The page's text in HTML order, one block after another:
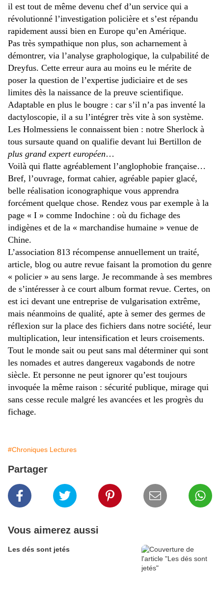
il est tout de même devenu chef d’un service qui a
révolutionné l’investigation policière et s’est répandu
rapidement aussi bien en Europe qu’en Amérique.
Pas très sympathique non plus, son acharnement à
démontrer, via l’analyse graphologique, la culpabilité de
Dreyfus. Cette erreur aura au moins eu le mérite de
poser la question de l’expertise judiciaire et de ses
limites dès la naissance de la preuve scientifique.
Adaptable en plus le bougre : car s’il n’a pas inventé la
dactyloscopie, il a su l’intégrer très vite à son système.
Les Holmessiens le connaissent bien : notre Sherlock à
tous sursaute quand on qualifie devant lui Bertillon de
plus grand expert européen…
Voilà qui flatte agréablement l’anglophobie française…
Bref, l’ouvrage, format cahier, agréable papier glacé,
belle réalisation iconographique vous apprendra
forcément quelque chose. Rendez vous par exemple à la
page « I » comme Indochine : où du fichage des
indigènes et de la « marchandise humaine » venue de
Chine.
L’association 813 récompense annuellement un traité,
article, blog ou autre revue faisant la promotion du genre
« policier » au sens large. Je recommande à ses membres
de s’intéresser à ce court album format revue. Certes, on
est ici devant une entreprise de vulgarisation extrême,
mais néanmoins de qualité, apte à semer des germes de
réflexion sur la place des fichiers dans notre société, leur
multiplication, leur intensification et leurs croisements.
Tout le monde sait ou peut sans mal déterminer qui sont
les nomades et autres dangereux vagabonds de notre
siècle. Et personne ne peut ignorer qu’est toujours
invoquée la même raison : sécurité publique, mirage qui
sans cesse recule malgré les avancées et les progrès du
fichage.
#Chroniques Lectures
Partager
Vous aimerez aussi
Les dés sont jetés